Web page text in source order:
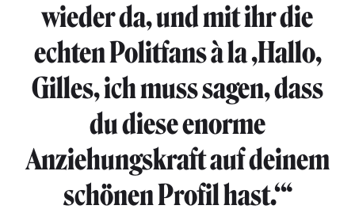
wieder da, und mit ihr die
echten Politfans à la ‚Hallo,
Gilles, ich muss sagen, dass
du diese enorme
Anziehungskraft auf deinem
schönen Profil hast.‘“